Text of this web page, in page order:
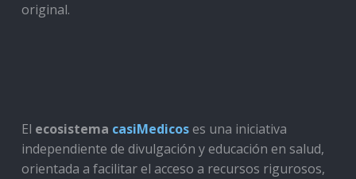
original.
El ecosistema casiMedicoses una iniciativa
independiente de divulgación y educación en salud,
orientada a facilitar el acceso a recursos rigurosos,